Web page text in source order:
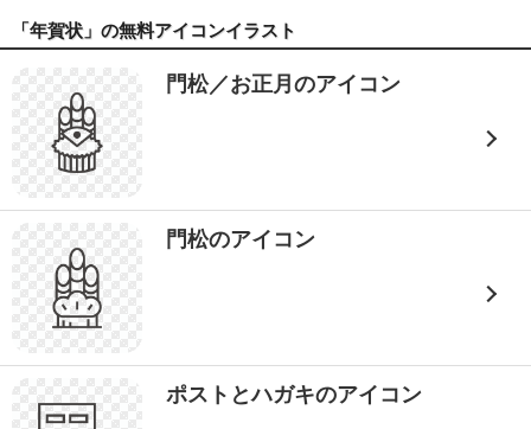
「年賀状」の無料アイコンイラスト
門松／お正月のアイコン
門松のアイコン
ポストとハガキのアイコン